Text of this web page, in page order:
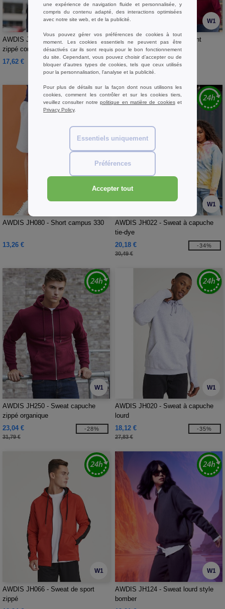
W1
AWDIS JH053 - Sweat capuche
zippé contrasté
17,62 €
W1
AWDIS JH03J - Sweat enfant
capuche contrastée
12,54 €
AWDIS JH080 - Short campus 330
13,26 €
W1
AWDIS JH022 - Sweat à capuche
tie-dye
20,18 €
30,49 €
-34%
W1
AWDIS JH250 - Sweat capuche
zippé organique
23,04 €
31,79 €
-28%
W1
AWDIS JH020 - Sweat à capuche
lourd
18,12 €
27,83 €
-35%
W1
AWDIS JH066 - Sweat de sport
zippé
W1
AWDIS JH124 - Sweat lourd style
bomber
une expérience de navigation fluide et personnalisée, y
compris du contenu adapté, des interactions optimisées
avec notre site web, et de la publicité.
Vous pouvez gérer vos préférences de cookies à tout
moment. Les cookies essentiels ne peuvent pas être
désactivés car ils sont requis pour le bon fonctionnement
du site. Cependant, vous pouvez choisir d’accepter ou de
bloquer d'autres types de cookies, tels que ceux utilisés
pour la personnalisation, l'analyse et la publicité.
Pour plus de détails sur la façon dont nous utilisons les
cookies, comment les contrôler et sur les cookies tiers,
veuillez consulter notrepolitique en matière de cookieset
Privacy Policy.
Essentiels uniquement
Préférences
Accepter tout